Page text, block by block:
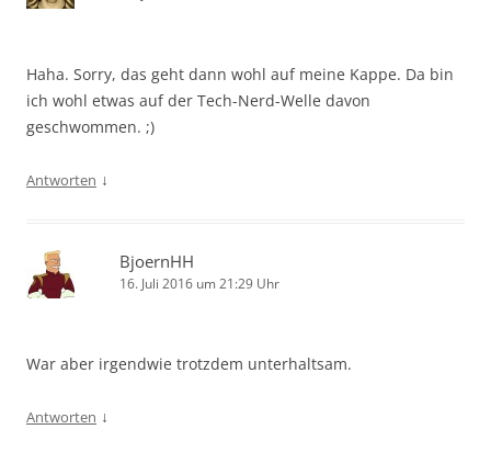
Haha. Sorry, das geht dann wohl auf meine Kappe. Da bin
ich wohl etwas auf der Tech-Nerd-Welle davon
geschwommen. ;)
Antworten ↓
BjoernHH
16. Juli 2016 um 21:29 Uhr
War aber irgendwie trotzdem unterhaltsam.
Antworten ↓